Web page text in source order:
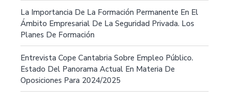
La Importancia De La Formación Permanente En El
Ámbito Empresarial De La Seguridad Privada. Los
Planes De Formación
Entrevista Cope Cantabria Sobre Empleo Público.
Estado Del Panorama Actual En Materia De
Oposiciones Para 2024/2025